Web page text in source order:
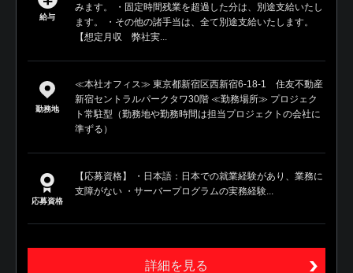
給与
みます。 ・固定時間残業を超過した分は、別途支給いたし
ます。 ・その他の諸手当は、全て別途支給いたします。
【想定月収 弊社実...
勤務地
≪本社オフィス≫ 東京都新宿区西新宿6-18-1 住友不動産
新宿セントラルパークタワ30階 ≪勤務場所≫ プロジェク
ト常駐型（勤務地や勤務時間は担当プロジェクトの会社に
準ずる）
応募資格
【応募資格】 ・日本語：日本での就業経験があり、業務に
支障がない ・サーバープログラムの実務経験...
詳細を見る